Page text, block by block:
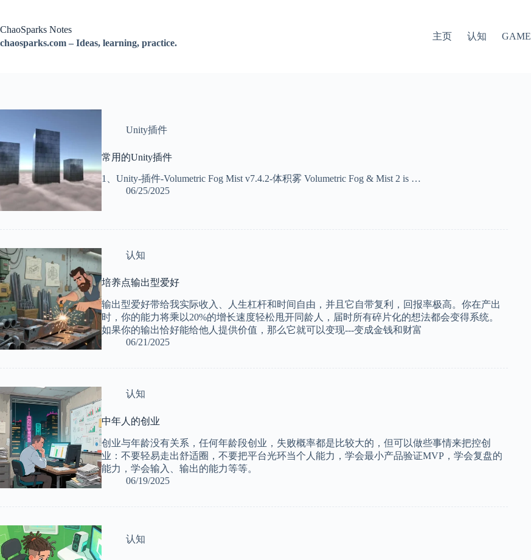
内
容
ChaoSparks Notes
chaosparks.com – Ideas, learning, practice.
主页 认知 GAME
Unity插件
常用的Unity插件
1、Unity-插件-Volumetric Fog Mist v7.4.2-体积雾 Volumetric Fog & Mist 2 is …
06/25/2025
认知
培养点输出型爱好
输出型爱好带给我实际收入、人生杠杆和时间自由，并且它自带复利，回报率极高。你在产出
时，你的能力将乘以20%的增长速度轻松甩开同龄人，届时所有碎片化的想法都会变得系统。
如果你的输出恰好能给他人提供价值，那么它就可以变现---变成金钱和财富
06/21/2025
认知
中年人的创业
创业与年龄没有关系，任何年龄段创业，失败概率都是比较大的，但可以做些事情来把控创
业：不要轻易走出舒适圈，不要把平台光环当个人能力，学会最小产品验证MVP，学会复盘的
能力，学会输入、输出的能力等等。
06/19/2025
认知